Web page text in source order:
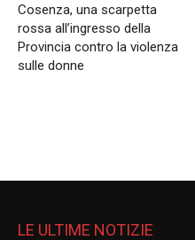
Cosenza, una scarpetta
rossa all’ingresso della
Provincia contro la violenza
sulle donne
LE ULTIME NOTIZIE